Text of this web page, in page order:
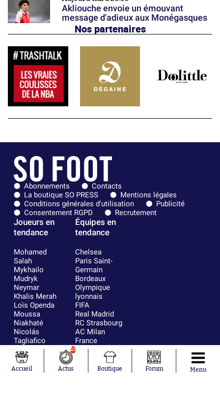
Akliouche envoie un émouvant
message d'adieux aux Monégasques
Nos partenaires
Abonnements
Contacts
La boutique SO PRESS
Mentions légales
Conditions générales d'utilisation
Publicité
Consentement RGPD
Recrutement
Joueurs en
tendance
Mohamed
Salah
Mykhailo
Mudryk
Neymar
Khalis Merah
Loïs Openda
Moussa
Niakhaté
Nicolás
Tagliafico
Pavel Šulc
Josh Maja
Gauthier Hein
Équipes en
tendance
Chelsea
Paris Saint-
Germain
Bordeaux
Olympique
lyonnais
FIFA
Real Madrid
RC Strasbourg
AC Milan
France
RC Lens
Accueil
10
Actus Boutique Forum Menu